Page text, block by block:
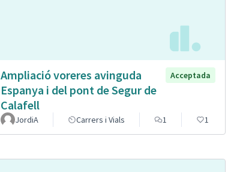
Ampliació voreres avinguda
Espanya i del pont de Segur de
Calafell
Acceptada
JordiA Carrers i Vials 1 1